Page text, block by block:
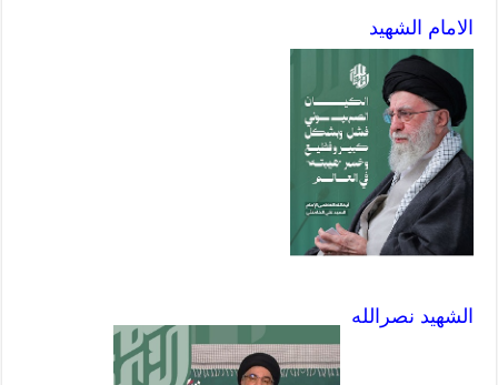
الامام الشهيد
الشهيد نصرالله